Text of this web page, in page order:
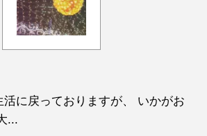
に戻っておりますが、 いかがお
...